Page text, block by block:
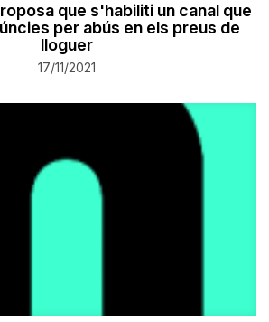
que s'habiliti un canal que
per abús en els preus de
lloguer
17/11/2021